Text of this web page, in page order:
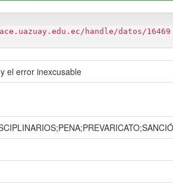
handle/datos/16469
el error inexcusable